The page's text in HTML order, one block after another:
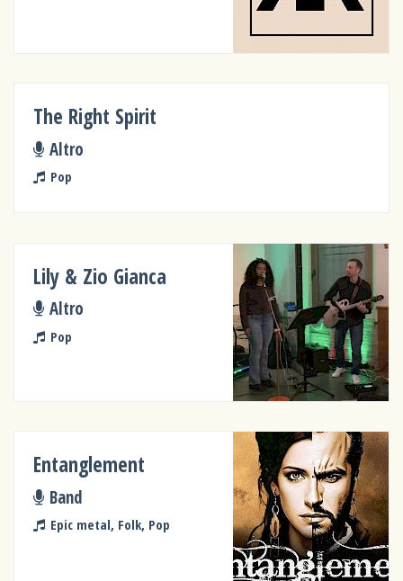
The Right Spirit
Altro
Pop
Lily & Zio Gianca
Altro
Pop
Entanglement
Band
Epic metal, Folk, Pop